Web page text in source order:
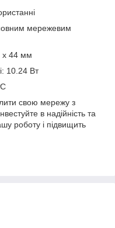
мережевим
x 44 мм
10.24 Вт
свою мережу з
в надійність та
роботу і підвищить